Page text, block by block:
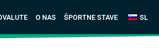
O NAS ŠPORTNE STAVE SL